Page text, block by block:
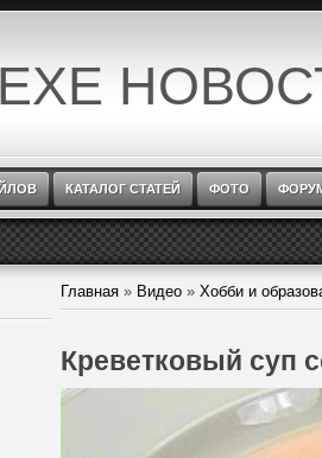
КАТАЛОГ СТАТЕЙ ФОТО
Главная » Видео » Хобби и
Креветковый суп